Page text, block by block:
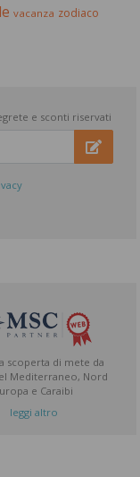
vacanza zodiaco
e sconti riservati
scoperta di mete da
Mediterraneo, Nord
e Caraibi
leggi altro